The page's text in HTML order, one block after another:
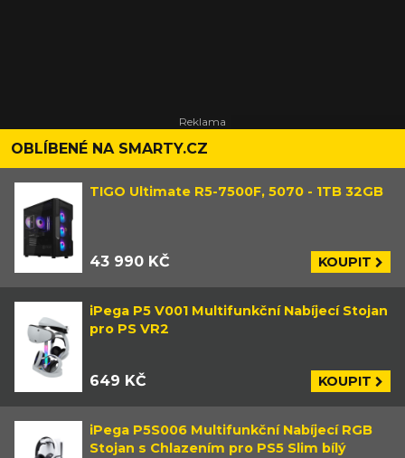
OBLÍBENÉ NA SMARTY.CZ
TIGO Ultimate R5-7500F, 5070 - 1TB 32GB
43 990 KČ KOUPIT
iPega P5 V001 Multifunkční Nabíjecí Stojan
pro PS VR2
649 KČ KOUPIT
iPega P5S006 Multifunkční Nabíjecí RGB
Stojan s Chlazením pro PS5 Slim bílý